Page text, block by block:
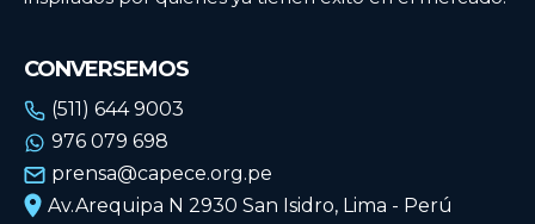
ECUADOR
MÉXICO
URUGUAY
VENEZUELA
ECUADOR
MÉXICO
URUGUAY
VENEZUELA
CONVERSEMOS
(511) 644 9003
976 079 698
prensa@capece.org.pe
Av.Arequipa N 2930 San Isidro, Lima - Perú